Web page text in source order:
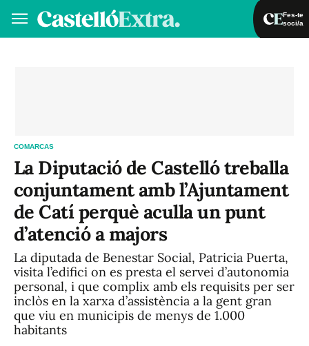
Fes-te
soci/a
COMARCAS
La Diputació de Castelló treballa
conjuntament amb l’Ajuntament
de Catí perquè aculla un punt
d’atenció a majors
La diputada de Benestar Social, Patricia Puerta,
visita l’edifici on es presta el servei d’autonomia
personal, i que complix amb els requisits per ser
inclòs en la xarxa d’assistència a la gent gran
que viu en municipis de menys de 1.000
habitants